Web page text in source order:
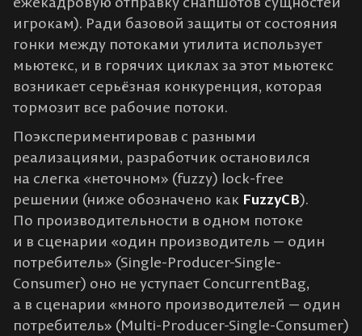
игрокам). Ради базовой защиты от состояния
гонки между потоками утилита использует
мьютекс, и в горячих циклах за этот мьютекс
возникает серьёзная конкуренция, которая
тормозит все рабочие потоки.
Поэкспериментировав с разными
реализациями, разработчик остановился
на слегка «неточном» (fuzzy) lock-free
решении (ниже обозначено как FuzzyCB).
По производительности в одном потоке
и в сценарии «один производитель — один
потребитель» (Single-Producer-Single-
Consumer) оно не уступает ConcurrentBag,
а в сценарии «много производителей — один
потребитель» (Multi-Producer-Single-Consumer)